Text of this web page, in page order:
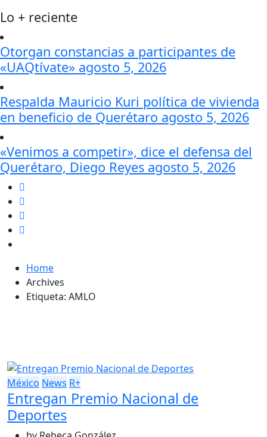
Lo + reciente
Otorgan constancias a participantes de
«UAQtívate» agosto 5, 2026
Respalda Mauricio Kuri política de vivienda
en beneficio de Querétaro agosto 5, 2026
«Venimos a competir», dice el defensa del
Querétaro, Diego Reyes agosto 5, 2026
Home
Archives
Etiqueta: AMLO
México News R+
Entregan Premio Nacional de
Deportes